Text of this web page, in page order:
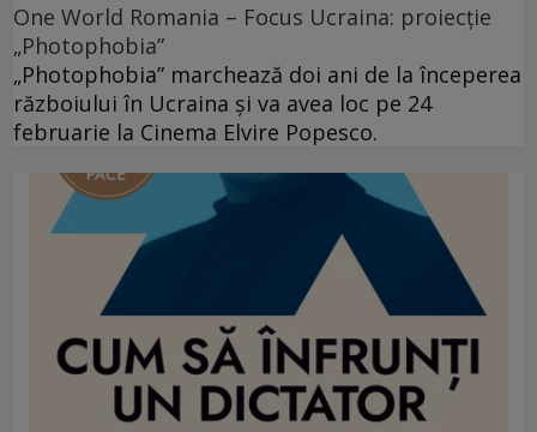
One World Romania – Focus Ucraina: proiecție
„Photophobia”
„Photophobia” marchează doi ani de la începerea
războiului în Ucraina și va avea loc pe 24
februarie la Cinema Elvire Popesco.